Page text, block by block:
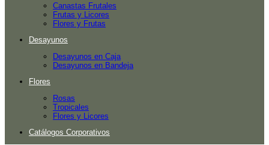
Canastas Frutales
Frutas y Licores
Flores y Frutas
Desayunos
Desayunos en Caja
Desayunos en Bandeja
Flores
Rosas
Tropicales
Flores y Licores
Catálogos Corporativos